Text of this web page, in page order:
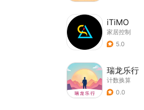
iTiMO
家居控制
5.0
瑞龙乐行
计数换算
0.0